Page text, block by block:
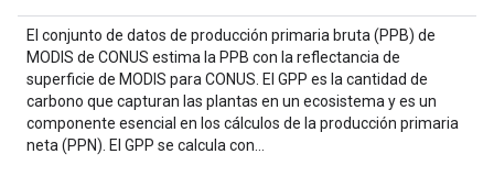
El conjunto de datos de producción primaria bruta (PPB) de
MODIS de CONUS estima la PPB con la reflectancia de
superficie de MODIS para CONUS. El GPP es la cantidad de
carbono que capturan las plantas en un ecosistema y es un
componente esencial en los cálculos de la producción primaria
neta (PPN). El GPP se calcula con…